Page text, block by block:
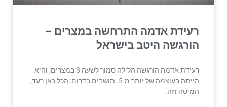
רעידת אדמה התרחשה במצרים –
הורגשה היטב בישראל
רעידת אדמה הורגשה הלילה סמוך לשעה 3 במצרים, והיא
הייתה בעוצמה של יותר מ-5. תושבים בדרום: הכל כאן רעד,
המיטה זזה.